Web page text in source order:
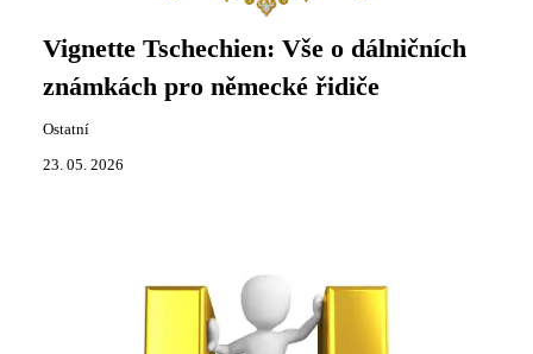
Vignette Tschechien: Vše o dálničních
známkách pro německé řidiče
Ostatní
23. 05. 2026